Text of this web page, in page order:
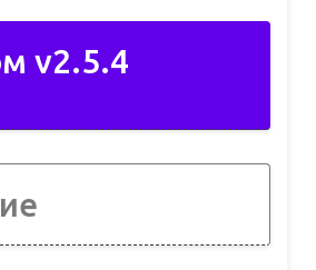
v2.5.4